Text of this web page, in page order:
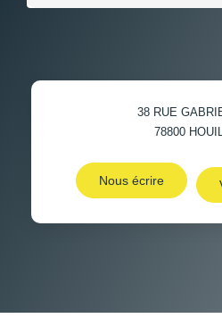
38 RUE
78800
Nous écrire